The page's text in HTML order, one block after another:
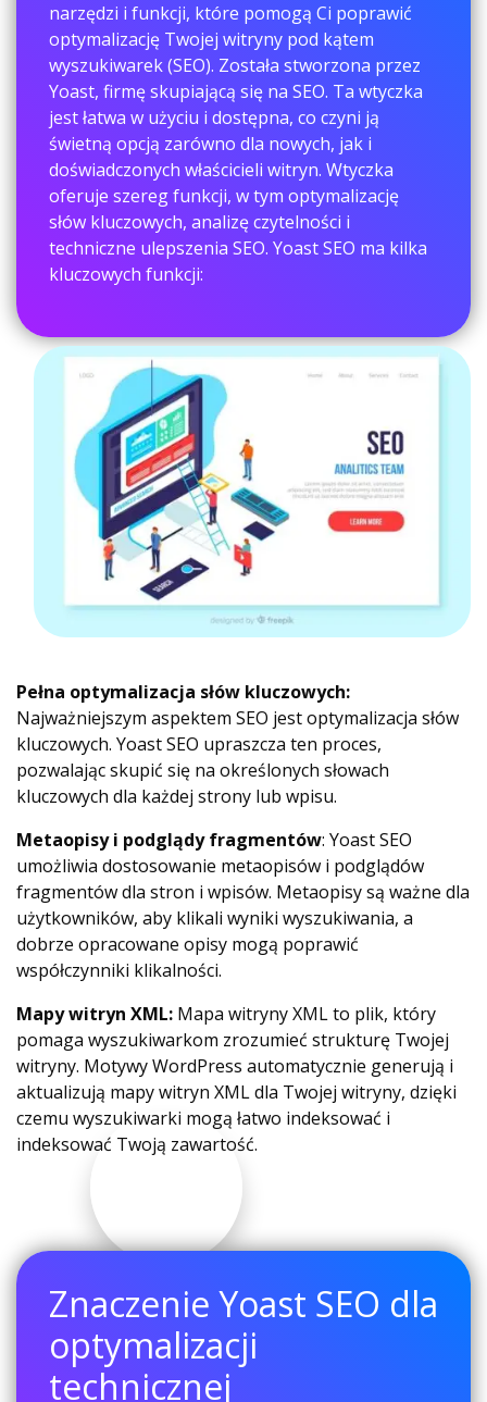
narzędzi i funkcji, które pomogą Ci poprawić
optymalizację Twojej witryny pod kątem
wyszukiwarek (SEO). Została stworzona przez
Yoast, firmę skupiającą się na SEO. Ta wtyczka
jest łatwa w użyciu i dostępna, co czyni ją
świetną opcją zarówno dla nowych, jak i
doświadczonych właścicieli witryn. Wtyczka
oferuje szereg funkcji, w tym optymalizację
słów kluczowych, analizę czytelności i
techniczne ulepszenia SEO. Yoast SEO ma kilka
kluczowych funkcji:
Pełna optymalizacja słów kluczowych:
Najważniejszym aspektem SEO jest optymalizacja słów
kluczowych. Yoast SEO upraszcza ten proces,
pozwalając skupić się na określonych słowach
kluczowych dla każdej strony lub wpisu.
Metaopisy i podglądy fragmentów: Yoast SEO
umożliwia dostosowanie metaopisów i podglądów
fragmentów dla stron i wpisów. Metaopisy są ważne dla
użytkowników, aby klikali wyniki wyszukiwania, a
dobrze opracowane opisy mogą poprawić
współczynniki klikalności.
Mapy witryn XML: Mapa witryny XML to plik, który
pomaga wyszukiwarkom zrozumieć strukturę Twojej
witryny. Motywy WordPress automatycznie generują i
aktualizują mapy witryn XML dla Twojej witryny, dzięki
czemu wyszukiwarki mogą łatwo indeksować i
indeksować Twoją zawartość.
Znaczenie Yoast SEO dla
optymalizacji
technicznej